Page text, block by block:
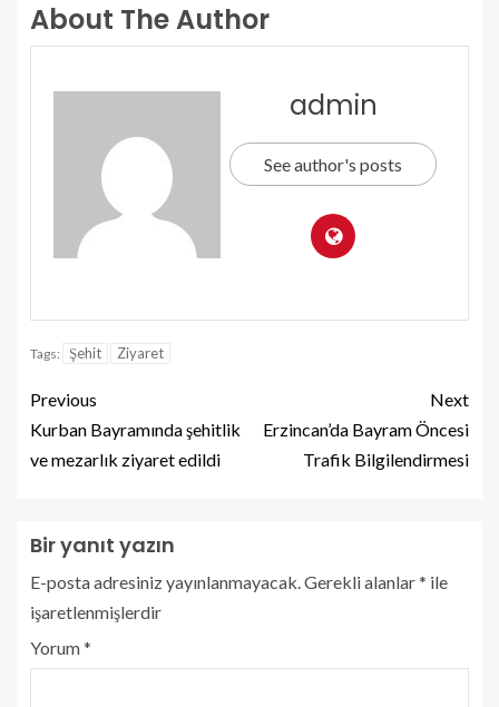
About The Author
admin
See author's posts
Tags: Şehit Ziyaret
Previous
Kurban Bayramında şehitlik
ve mezarlık ziyaret edildi
Next
Erzincan’da Bayram Öncesi
Trafik Bilgilendirmesi
Bir yanıt yazın
E-posta adresiniz yayınlanmayacak.Gerekli alanlar* ile
işaretlenmişlerdir
Yorum*